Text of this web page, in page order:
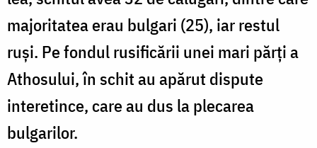
majoritatea erau bulgari (25), iar restul
ruşi. Pe fondul rusificării unei mari părţi a
Athosului, în schit au apărut dispute
interetince, care au dus la plecarea
bulgarilor.